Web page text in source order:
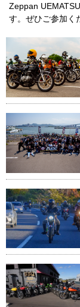
Zeppan
す。ぜひご参加く